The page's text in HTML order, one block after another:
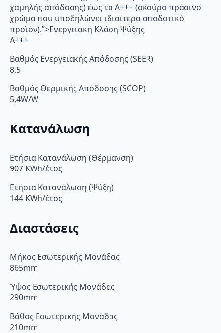
χαμηλής απόδοσης) έως το Α+++ (σκούρο πράσινο
χρώμα που υποδηλώνει ιδιαίτερα αποδοτικό
προϊόν).”>Ενεργειακή Κλάση Ψύξης
A+++
Βαθμός Ενεργειακής Απόδοσης (SEER)
8,5
Βαθμός Θερμικής Απόδοσης (SCOP)
5,4W/W
Κατανάλωση
Ετήσια Κατανάλωση (Θέρμανση)
907 KWh/έτος
Ετήσια Κατανάλωση (Ψύξη)
144 KWh/έτος
Διαστάσεις
Μήκος Εσωτερικής Μονάδας
865mm
Ύψος Εσωτερικής Μονάδας
290mm
Βάθος Εσωτερικής Μονάδας
210mm